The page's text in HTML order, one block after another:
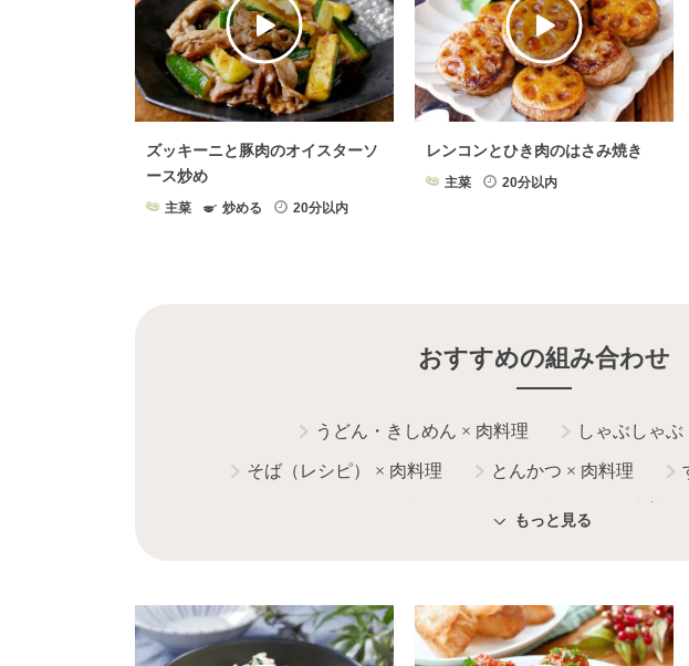
ズッキーニと豚肉のオイスターソ
ース炒め
主菜 炒める 20分以内
レンコンとひき肉のはさみ焼き
主菜 20分以内
おすすめの組み合わせ
うどん・きしめん × 肉料理 しゃぶしゃぶ
そば（レシピ） × 肉料理 とんかつ × 肉料理
× 肉料理
トンテキ×肉料理 カレー×肉料理 肉
もっと見る